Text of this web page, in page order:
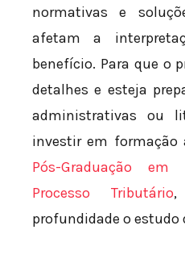
normativas e
afetam a
benefício. Para que o
detalhes e esteja
administrativas ou
investir em formação
Pós-Graduação
Processo Tributário,
profundidade o estudo